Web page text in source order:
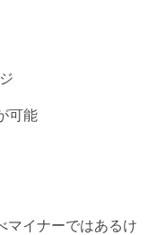
可能
マイナーではあるけ